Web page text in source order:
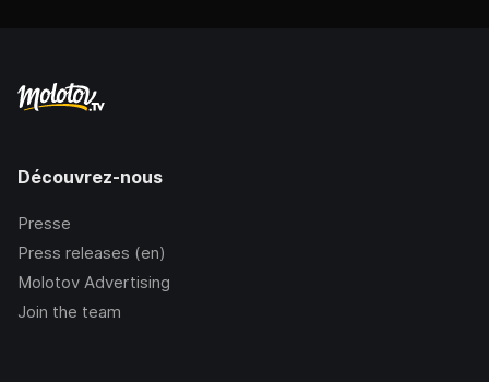
Découvrez-nous
Presse
Press releases (en)
Molotov Advertising
Join the team